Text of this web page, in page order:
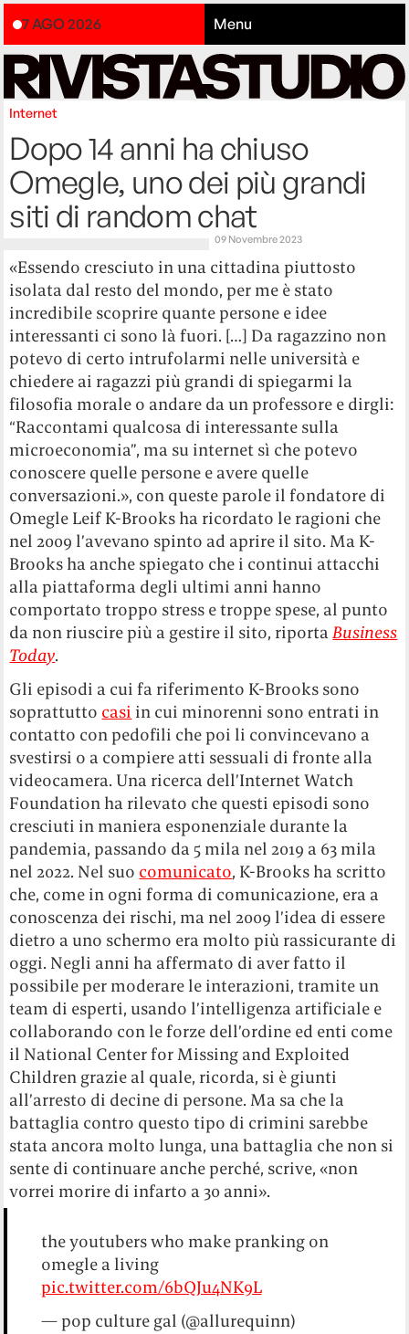
7 AGO 2026 Menu
Internet
Dopo 14 anni ha chiuso
Omegle, uno dei più grandi
siti di random chat
09 Novembre 2023
«Essendo cresciuto in una cittadina piuttosto
isolata dal resto del mondo, per me è stato
incredibile scoprire quante persone e idee
interessanti ci sono là fuori. […] Da ragazzino non
potevo di certo intrufolarmi nelle università e
chiedere ai ragazzi più grandi di spiegarmi la
filosofia morale o andare da un professore e dirgli:
“Raccontami qualcosa di interessante sulla
microeconomia”, ma su internet sì che potevo
conoscere quelle persone e avere quelle
conversazioni.», con queste parole il fondatore di
Omegle Leif K-Brooks ha ricordato le ragioni che
nel 2009 l’avevano spinto ad aprire il sito. Ma K-
Brooks ha anche spiegato che i continui attacchi
alla piattaforma degli ultimi anni hanno
comportato troppo stress e troppe spese, al punto
da non riuscire più a gestire il sito, riportaBusiness
Today.
Gli episodi a cui fa riferimento K-Brooks sono
soprattutto casi in cui minorenni sono entrati in
contatto con pedofili che poi li convincevano a
svestirsi o a compiere atti sessuali di fronte alla
videocamera. Una ricerca dell’Internet Watch
Foundation ha rilevato che questi episodi sono
cresciuti in maniera esponenziale durante la
pandemia, passando da 5 mila nel 2019 a 63 mila
nel 2022. Nel suo comunicato, K-Brooks ha scritto
che, come in ogni forma di comunicazione, era a
conoscenza dei rischi, ma nel 2009 l’idea di essere
dietro a uno schermo era molto più rassicurante di
oggi. Negli anni ha affermato di aver fatto il
possibile per moderare le interazioni, tramite un
team di esperti, usando l’intelligenza artificiale e
collaborando con le forze dell’ordine ed enti come
il National Center for Missing and Exploited
Children grazie al quale, ricorda, si è giunti
all’arresto di decine di persone. Ma sa che la
battaglia contro questo tipo di crimini sarebbe
stata ancora molto lunga, una battaglia che non si
sente di continuare anche perché, scrive, «non
vorrei morire di infarto a 30 anni».
the youtubers who make pranking on
omegle a living
pic.twitter.com/6bQJu4NK9L
— pop culture gal (@allurequinn)